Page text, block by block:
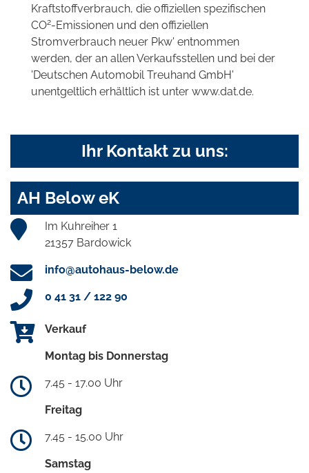
Kraftstoffverbrauch, die offiziellen spezifischen
CO2-Emissionen und den offiziellen
Stromverbrauch neuer Pkw' entnommen
werden, der an allen Verkaufsstellen und bei der
'Deutschen Automobil Treuhand GmbH'
unentgeltlich erhältlich ist unter www.dat.de.
Ihr Kontakt zu uns:
AH Below eK
Im Kuhreiher 1
21357 Bardowick
info@autohaus-below.de
0 41 31 / 122 90
Verkauf
Montag bis Donnerstag
7.45 - 17.00 Uhr
Freitag
7.45 - 15.00 Uhr
Samstag